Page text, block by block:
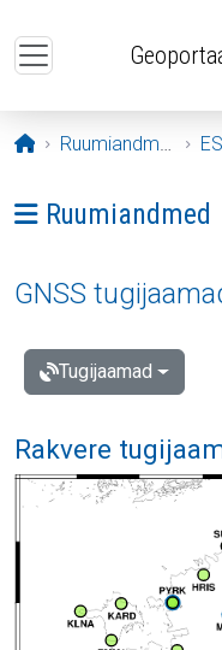
Avaleht
Ruumiandmed
Ava menüü:
Ruumiandmed
GNSS
Tugijaamad
Rakvere